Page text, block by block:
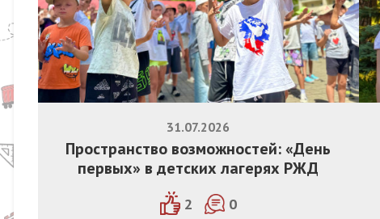
Пространство возможностей: «День
первых» в детских лагерях РЖД
31.07.2026
2 0